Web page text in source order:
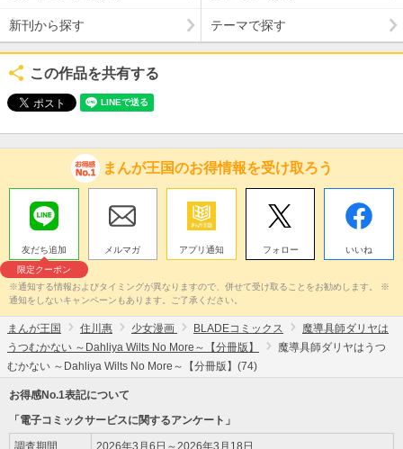
新刊から探す テーマで探す
この作品を共有する
まんが王国のお得情報を受け取ろう
友だち追加
限定クーポン
メルマガ アプリ通知 フォロー いいね
※通知する情報およびタイミングが異なりますので、併せて受け取ることをお勧めします。 ※
通知をしないキャンペーンもあります。ご了承ください。
まんが王国 住川惠 少女漫画 BLADEコミックス
魔導具師ダリヤは
うつむかない ～Dahliya Wilts No More～【分冊版】
魔導具師ダリヤはうつ
むかない ～Dahliya Wilts No More～【分冊版】(74)
お得感No.1表記について
「電子コミックサービスに関するアンケート」
調査期間 2026年3月6日～2026年3月18日